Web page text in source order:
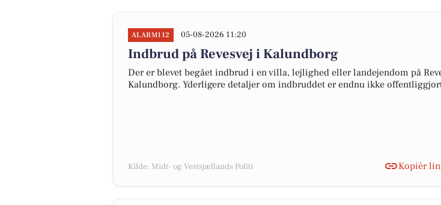
ALARM112 05-08-2026 11:20
Indbrud på Revesvej i Kalundborg
Der er blevet begået indbrud i en villa, lejlighed eller landejendom på
Kalundborg. Yderligere detaljer om indbruddet er endnu ikke
Kilde: Midt- og Vestsjællands Politi Kopiér